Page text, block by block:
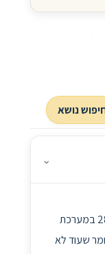
נושא
⌄
ד"ר,אני מרגישה שתקועה במקום. בת 28.5 במערכת
שעוד לא